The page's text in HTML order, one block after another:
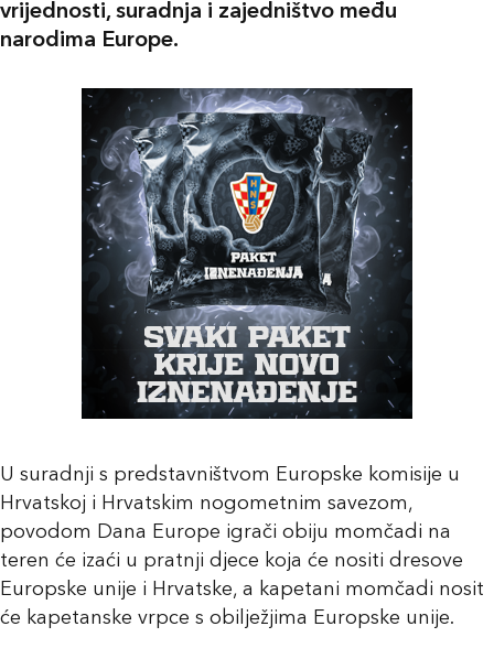
vrijednosti, suradnja i zajedništvo među
narodima Europe.
U suradnji s predstavništvom Europske komisije u
Hrvatskoj i Hrvatskim nogometnim savezom,
povodom Dana Europe igrači obiju momčadi na
teren će izaći u pratnji djece koja će nositi dresove
Europske unije i Hrvatske, a kapetani momčadi nosit
će kapetanske vrpce s obilježjima Europske unije.